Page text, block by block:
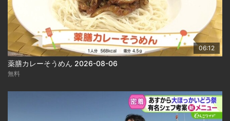
06:12
薬膳カレーそうめん 2026-08-06
無料